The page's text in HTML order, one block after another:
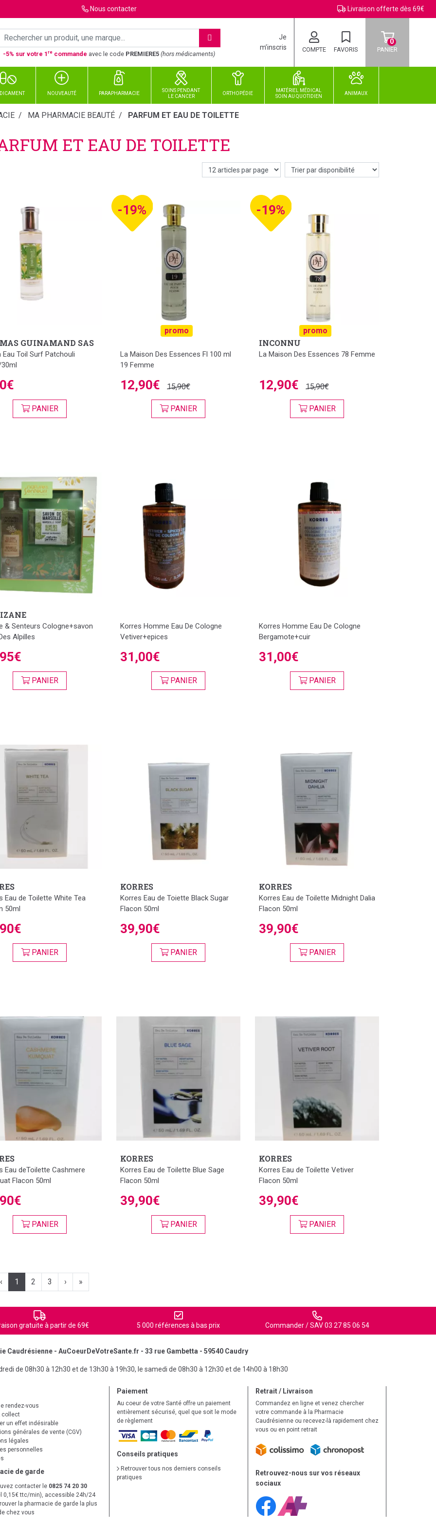
Nous contacter Livraison offerte dès 69€
-5% sur votre 1re commande avec le code PREMIERE5 (hors médicaments)
Je
m’inscris
COMPTE FAVORIS PANIER
0
NOUVEAUTÉ PARAPHARMACIE
SOINS PENDANT
LE CANCER
ORTHOPÉDIE
MATÉRIEL MÉDICAL
SOINAUQUOTIDIEN
ANIMAUX
MA PHARMACIE BEAUTÉ PARFUM ET EAU DE TOILETTE
ET EAU DE TOILETTE
GUINAMAND SAS
Eau Toil Surf Patchouli
PANIER
-19%
promo
La Maison Des Essences Fl 100 ml
19 Femme
12,90€ 15,90€
PANIER
-19%
promo
INCONNU
La Maison Des Essences 78 Femme
12,90€ 15,90€
PANIER
& Senteurs Cologne+savon
Alpilles
PANIER
Korres Homme Eau De Cologne
Vetiver+epices
31,00€
PANIER
Korres Homme Eau De Cologne
Bergamote+cuir
31,00€
PANIER
Eau de Toilette White Tea
50ml
PANIER
KORRES
Korres Eau de Toiette Black Sugar
Flacon 50ml
39,90€
PANIER
KORRES
Korres Eau de Toilette Midnight Dalia
Flacon 50ml
39,90€
PANIER
Eau deToilette Cashmere
Flacon 50ml
PANIER
KORRES
Korres Eau de Toilette Blue Sage
Flacon 50ml
39,90€
PANIER
KORRES
Korres Eau de Toilette Vetiver
Flacon 50ml
39,90€
PANIER
‹ 1 2 3 › »
gratuite à partir de 69€ 5 000 références à bas prix Commander / SAV 03 27 85 06 54
Caudrésienne - AuCoeurDeVotreSante.fr - 33 rue Gambetta - 59540 Caudry
de 08h30 à 12h30 et de 13h30 à 19h30, le samedi de 08h30 à 12h30 et de 14h00 à 18h30
rendez-vous
collect
un effet indésirable
générales de vente (CGV)
légales
personnelles
de garde
contacter le 0825 74 20 30
0,15€ ttc/min), accessible 24h/24
la pharmacie de garde la plus
chez vous
Paiement
Au coeur de votre Santé offre un paiement
entièrement sécurisé, quel que soit le mode
de règlement
Conseils pratiques
Retrouver tous nos derniers conseils
pratiques
Retrait / Livraison
Commandez en ligne et venez chercher
votre commande à la Pharmacie
Caudrésienne ou recevez-là rapidement chez
vous ou en point retrait
Retrouvez-nous sur vos réseaux
sociaux